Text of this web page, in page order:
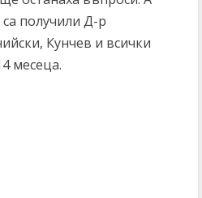
са получили Д-р
Кунчев и всички
месеца.